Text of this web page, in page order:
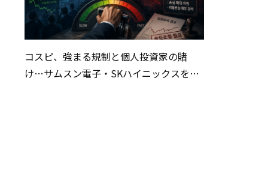
コスピ、強まる規制と個人投資家の賭
け…サムスン電子・SKハイニックスを巡